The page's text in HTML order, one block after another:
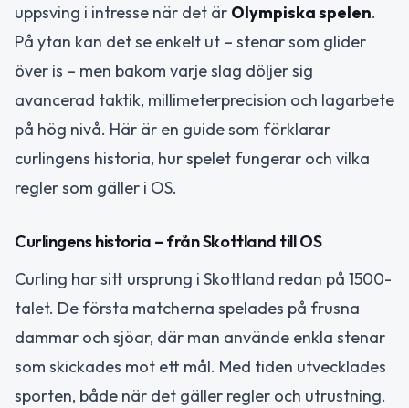
uppsving i intresse när det är Olympiska spelen.
På ytan kan det se enkelt ut – stenar som glider
över is – men bakom varje slag döljer sig
avancerad taktik, millimeterprecision och lagarbete
på hög nivå. Här är en guide som förklarar
curlingens historia, hur spelet fungerar och vilka
regler som gäller i OS.
Curlingens historia – från Skottland till OS
Curling har sitt ursprung i Skottland redan på 1500-
talet. De första matcherna spelades på frusna
dammar och sjöar, där man använde enkla stenar
som skickades mot ett mål. Med tiden utvecklades
sporten, både när det gäller regler och utrustning.